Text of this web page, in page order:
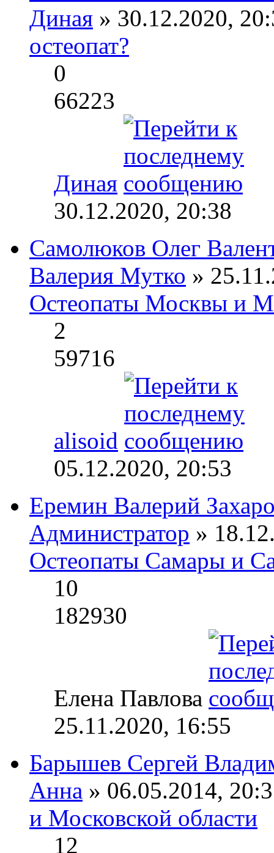
Диная » 30.12.2020,
остеопат?
0
66223
Диная
30.12.2020, 20:38
Самолюков Олег
Валерия Мутко »
Остеопаты Москвы и
2
59716
alisoid
05.12.2020, 20:53
Еремин Валерий
Администратор »
Остеопаты Самары и
10
182930
Елена Павлова
25.11.2020, 16:55
Барышев Сергей
Анна » 06.05.2014,
и Московской области
12